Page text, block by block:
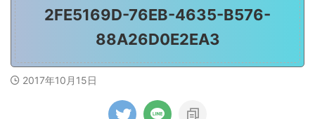
2FE5169D-76EB-4635-B576-
88A26D0E2EA3
2017年10月15日